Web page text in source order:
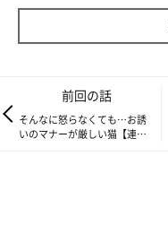
前回の話
そんなに怒らなくても…お誘
いのマナーが厳しい猫【連